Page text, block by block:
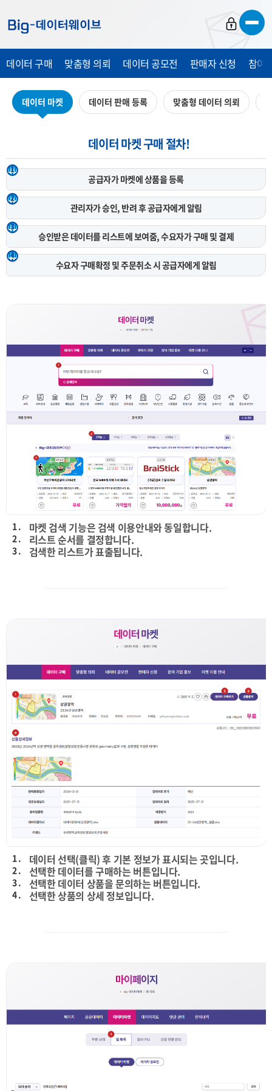
가
가
가
데이터 구매 맞춤형 의뢰 데이터 공모전 판매자 신청 참여
데이터 마켓 데이터 판매 등록 맞춤형 데이터 의뢰
데이터 마켓 구매 절차!
1
공급자가 마켓에상품을 등록
2
관리자가 승인, 반려 후공급자에게 알림
3
승인받은 데이터를 리스트에 보여줌,수요자가 구매 및 결제
4
수요자 구매확정 및 주문취소 시공급자에게 알림
1 . 마켓 검색 기능은 검색 이용안내와 동일합니다.
2 . 리스트 순서를 결정합니다.
3 . 검색한 리스트가 표출됩니다.
1 . 데이터 선택(클릭) 후 기본 정보가 표시되는 곳입니다.
2 . 선택한 데이터를 구매하는 버튼입니다.
3 . 선택한 데이터 상품을 문의하는 버튼입니다.
4 . 선택한 상품의 상세 정보입니다.